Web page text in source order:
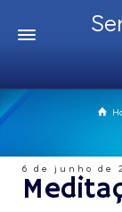
6 de junho de